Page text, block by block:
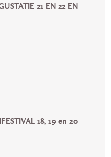
21 EN 22 EN
18, 19 en 20